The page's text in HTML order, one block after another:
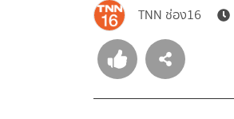
TNN ช่อง16